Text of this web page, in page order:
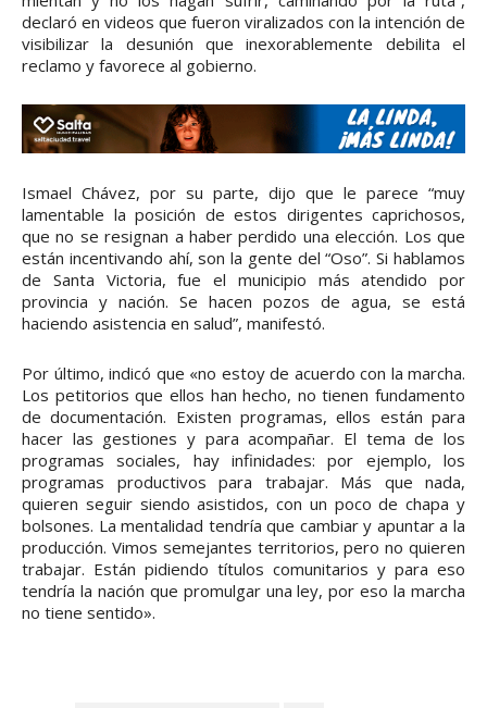
declaró en videos que fueron viralizados con la intención de
visibilizar la desunión que inexorablemente debilita el
reclamo y favorece al gobierno.
Ismael Chávez, por su parte, dijo que le parece “muy
lamentable la posición de estos dirigentes caprichosos,
que no se resignan a haber perdido una elección. Los que
están incentivando ahí, son la gente del “Oso”. Si hablamos
de Santa Victoria, fue el municipio más atendido por
provincia y nación. Se hacen pozos de agua, se está
haciendo asistencia en salud”, manifestó.
Por último, indicó que «no estoy de acuerdo con la marcha.
Los petitorios que ellos han hecho, no tienen fundamento
de documentación. Existen programas, ellos están para
hacer las gestiones y para acompañar. El tema de los
programas sociales, hay infinidades: por ejemplo, los
programas productivos para trabajar. Más que nada,
quieren seguir siendo asistidos, con un poco de chapa y
bolsones. La mentalidad tendría que cambiar y apuntar a la
producción. Vimos semejantes territorios, pero no quieren
trabajar. Están pidiendo títulos comunitarios y para eso
tendría la nación que promulgar una ley, por eso la marcha
no tiene sentido».